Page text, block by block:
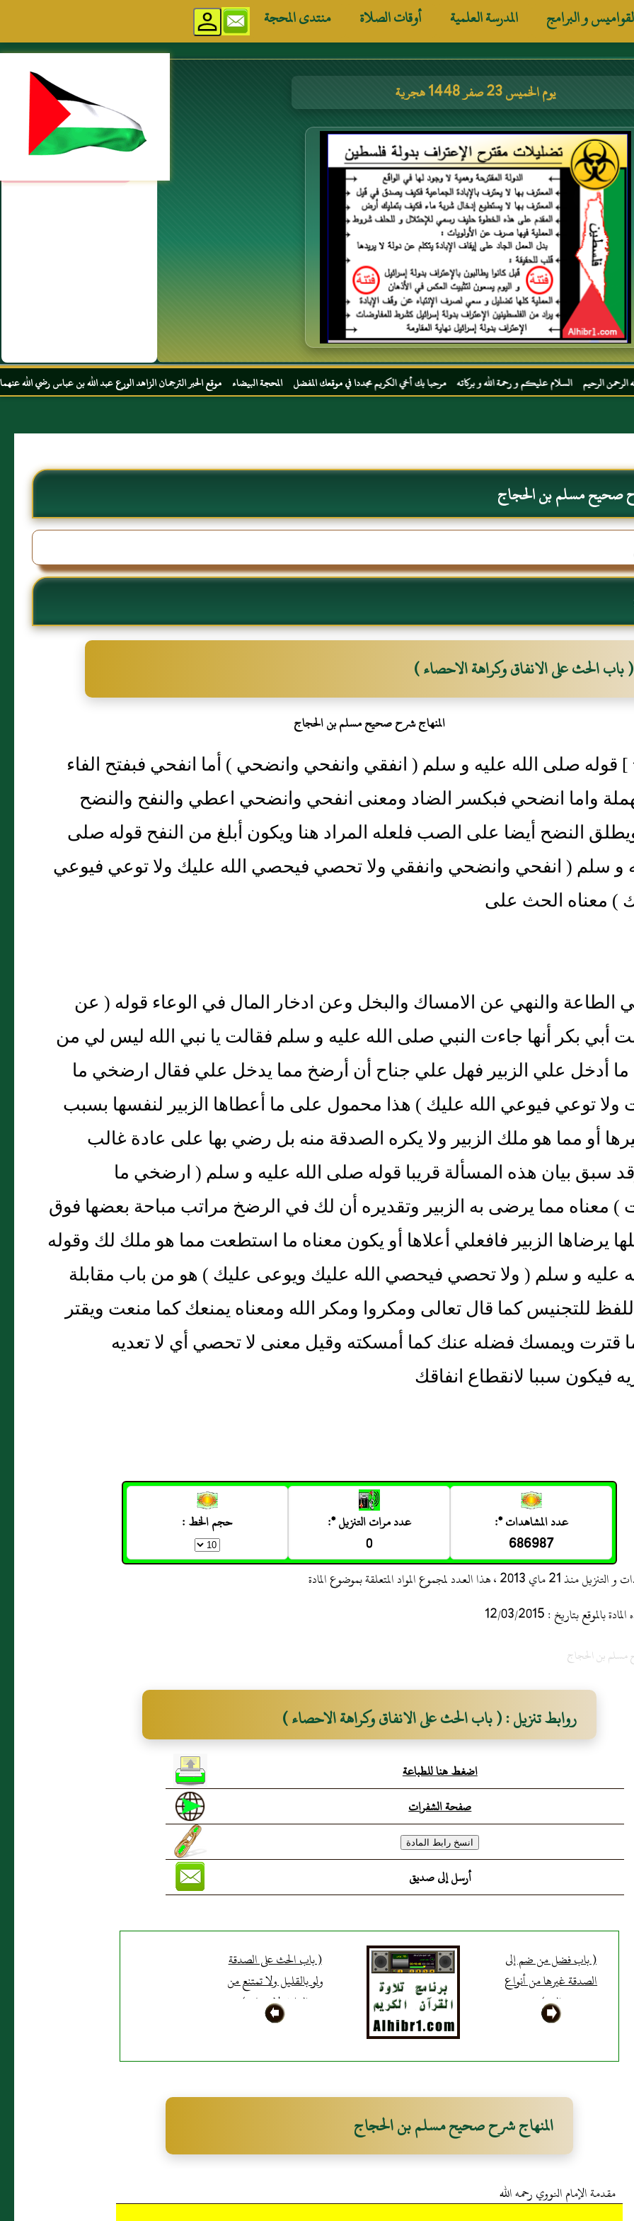
و البرامج المدرسة العلمية أوقات الصلاة منتدى المحجة
يوم الخميس 23 صفر 1448 هجرية مواقع إسلامية
السلام عليكم و رحمة الله و بركاته مرحبا بك أخي الكريم مجددا في موقعك المفضل المحجة البيضاء موقع الحبر الترجمان الزاهد الورع عبد الله بن عباس رضي الله عنهما
صحيح مسلم بن الحجاج
( باب الحث على الانفاق وكراهة الاحصاء )
المنهاج شرح صحيح مسلم بن الحجاج
[ 1029 ] قوله صلى الله عليه و سلم ( انفقي وانفحي وانضحي ) أما انفحي فبفتح الفاء
واما انضحي فبكسر الضاد ومعنى انفحي وانضحي اعطي والنفح والنضح
النضح أيضا على الصب فلعله المراد هنا ويكون أبلغ من النفح قوله صلى
و سلم ( انفحي وانضحي وانفقي ولا تحصي فيحصي الله عليك ولا توعي فيوعي
) معناه الحث على
الطاعة والنهي عن الامساك والبخل وعن ادخار المال في الوعاء قوله ( عن
أبي بكر أنها جاءت النبي صلى الله عليه و سلم فقالت يا نبي الله ليس لي من
ما أدخل علي الزبير فهل علي جناح أن أرضخ مما يدخل علي فقال ارضخي ما
توعي فيوعي الله عليك ) هذا محمول على ما أعطاها الزبير لنفسها بسبب
أو مما هو ملك الزبير ولا يكره الصدقة منه بل رضي بها على عادة غالب
سبق بيان هذه المسألة قريبا قوله صلى الله عليه و سلم ( ارضخي ما
معناه مما يرضى به الزبير وتقديره أن لك في الرضخ مراتب مباحة بعضها فوق
يرضاها الزبير فافعلي أعلاها أو يكون معناه ما استطعت مما هو ملك لك وقوله
عليه و سلم ( ولا تحصي فيحصي الله عليك ويوعى عليك ) هو من باب مقابلة
للتجنيس كما قال تعالى ومكروا ومكر الله ومعناه يمنعك كما منعت ويقتر
قترت ويمسك فضله عنك كما أمسكته وقيل معنى لا تحصي أي لا تعديه
فيكون سببا لانقطاع انفاقك
عدد المشاهدات *:
686987
عدد مرات التنزيل *:
0
حجم الخط :
العدد لمجموع المواد المتعلقة بموضوع المادة
بتاريخ : 12/03/2015
مسلم بن الحجاج
روابط تنزيل : ( باب الحث على الانفاق وكراهة الاحصاء )
اضغط هنا للطباعة
صفحة الشفرات
أرسل إلى صديق
( باب فضل من ضم إلى
الصدقة غيرها من أنواع
البر )
( باب الحث على الصدقة
ولو بالقليل ولا تمتنع من
القليل لاحتقاره )
المنهاج شرح صحيح مسلم بن الحجاج
مقدمة الإمام النووي رحمه الله